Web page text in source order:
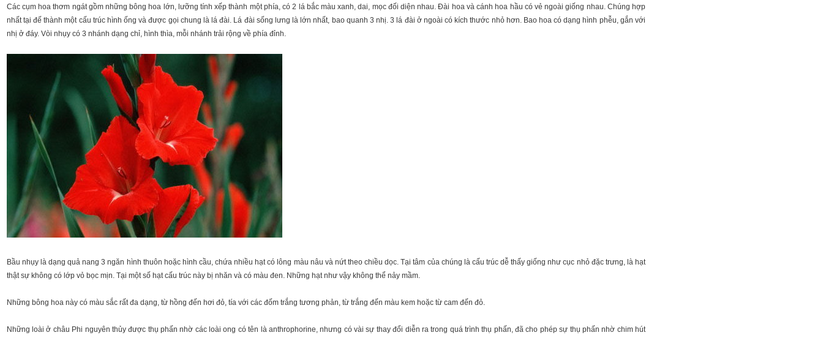
Các cụm hoa thơm ngát gồm những bông hoa lớn, lưỡng tính xếp thành một phía, có 2 lá bắc màu xanh, dai, mọc đối diện nhau. Đài hoa và cánh hoa hầu có vẻ ngoài giống nhau. Chúng hợp
nhất tại đế thành một cấu trúc hình ống và được gọi chung là lá đài. Lá đài sống lưng là lớn nhất, bao quanh 3 nhị. 3 lá đài ở ngoài có kích thước nhỏ hơn. Bao hoa có dạng hình phễu, gắn với
nhị ở đáy. Vòi nhụy có 3 nhánh dạng chỉ, hình thìa, mỗi nhánh trải rộng về phía đỉnh.
Bầu nhụy là dạng quả nang 3 ngăn hình thuôn hoặc hình cầu, chứa nhiều hạt có lông màu nâu và nứt theo chiều dọc. Tại tâm của chúng là cấu trúc dễ thấy giống như cục nhỏ đặc trưng, là hạt
thật sự không có lớp vỏ bọc mịn. Tại một số hạt cấu trúc này bị nhăn và có màu đen. Những hạt như vậy không thể nảy mầm.
Những bông hoa này có màu sắc rất đa dạng, từ hồng đến hơi đỏ, tía với các đốm trắng tương phản, từ trắng đến màu kem hoặc từ cam đến đỏ.
Những loài ở châu Phi nguyên thủy được thụ phấn nhờ các loài ong có tên là anthrophorine, nhưng có vài sự thay đổi diễn ra trong quá trình thụ phấn, đã cho phép sự thụ phấn nhờ chim hút